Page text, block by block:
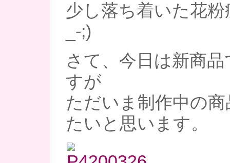
少し落ち着いた花
_-;)
さて、今日は新商
すが
ただいま制作中の
たいと思います。